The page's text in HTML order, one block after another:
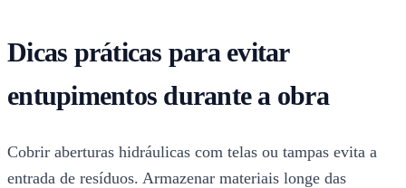
Dicas práticas para evitar
entupimentos durante a obra
Cobrir aberturas hidráulicas com telas ou tampas evita a
entrada de resíduos. Armazenar materiais longe das